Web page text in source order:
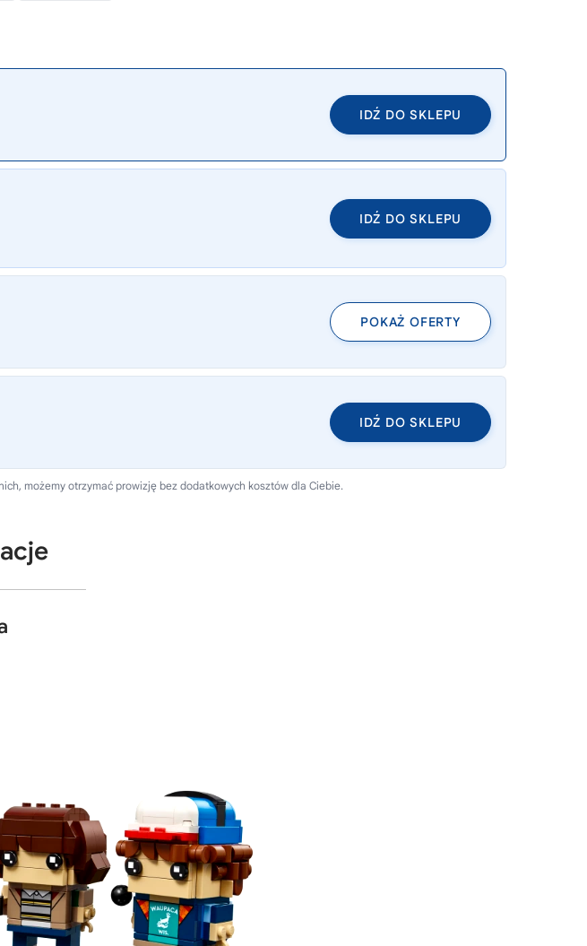
IDŹ DO SKLEPU
IDŹ DO SKLEPU
POKAŻ OFERTY
IDŹ DO SKLEPU
możemy otrzymać prowizję bez dodatkowych kosztów dla Ciebie.